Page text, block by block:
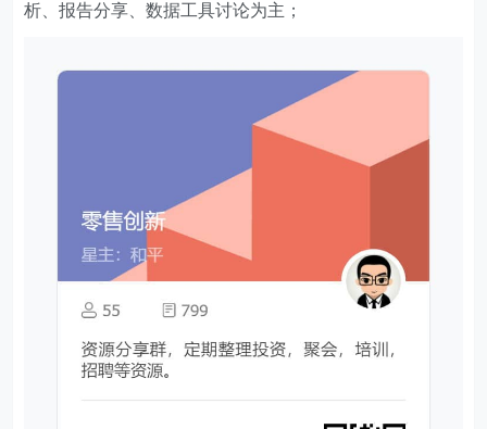
析、报告分享、数据工具讨论为主；